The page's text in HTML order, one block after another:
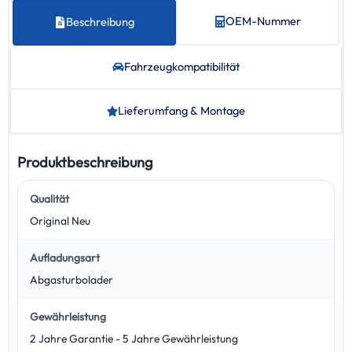
Beschreibung OEM-Nummer
Fahrzeug­kompatibilität
Lieferumfang & Montage
Produktbeschreibung
Qualität
Original Neu
Aufladungsart
Abgasturbolader
Gewährleistung
2 Jahre Garantie - 5 Jahre Gewährleistung